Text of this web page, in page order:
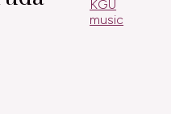
KGU
music